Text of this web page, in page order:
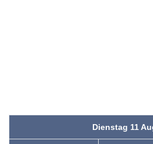
Dienstag 11